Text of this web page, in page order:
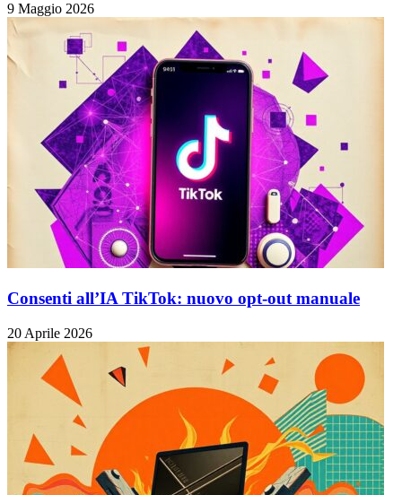
9 Maggio 2026
Consenti all’IA TikTok: nuovo opt-out manuale
20 Aprile 2026